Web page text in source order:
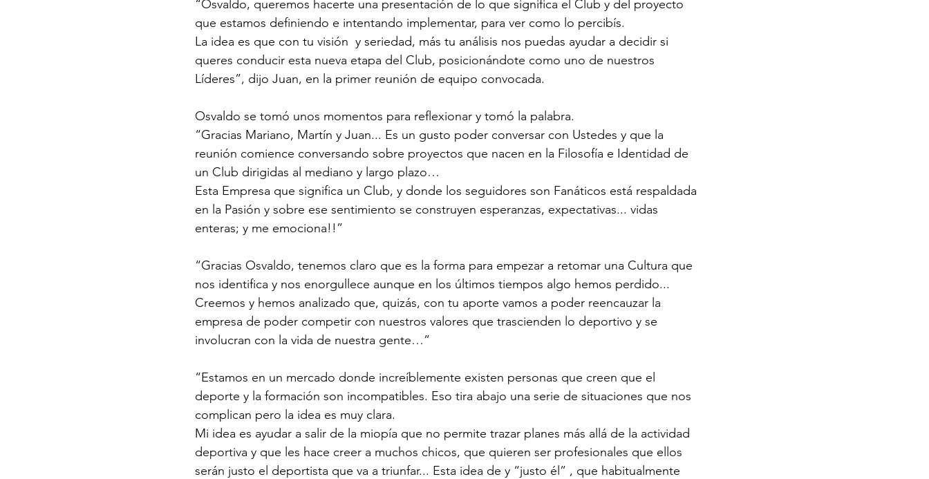
“Osvaldo, queremos hacerte una presentación de lo que significa el Club y del proyecto
que estamos definiendo e intentando implementar, para ver como lo percibís.
La idea es que con tu visión  y seriedad, más tu análisis nos puedas ayudar a decidir si
queres conducir esta nueva etapa del Club, posicionándote como uno de nuestros
Líderes”, dijo Juan, en la primer reunión de equipo convocada.
Osvaldo se tomó unos momentos para reflexionar y tomó la palabra.
“Gracias Mariano, Martín y Juan... Es un gusto poder conversar con Ustedes y que la
reunión comience conversando sobre proyectos que nacen en la Filosofía e Identidad de
un Club dirigidas al mediano y largo plazo…
Esta Empresa que significa un Club, y donde los seguidores son Fanáticos está respaldada
en la Pasión y sobre ese sentimiento se construyen esperanzas, expectativas... vidas
enteras; y me emociona!!”
“Gracias Osvaldo, tenemos claro que es la forma para empezar a retomar una Cultura que
nos identifica y nos enorgullece aunque en los últimos tiempos algo hemos perdido...
Creemos y hemos analizado que, quizás, con tu aporte vamos a poder reencauzar la
empresa de poder competir con nuestros valores que trascienden lo deportivo y se
involucran con la vida de nuestra gente…”
“Estamos en un mercado donde increíblemente existen personas que creen que el
deporte y la formación son incompatibles. Eso tira abajo una serie de situaciones que nos
complican pero la idea es muy clara.
Mi idea es ayudar a salir de la miopía que no permite trazar planes más allá de la actividad
deportiva y que les hace creer a muchos chicos, que quieren ser profesionales que ellos
serán justo el deportista que va a triunfar... Esta idea de y “justo él” , que habitualmente